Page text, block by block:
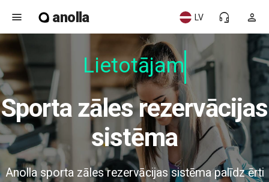
menu anolla person
headset_mic
LV
Lietotājam d
Sporta zāles rezervācijas
sistēma
Anolla sporta zāles rezervācijas sistēma palīdz ērti